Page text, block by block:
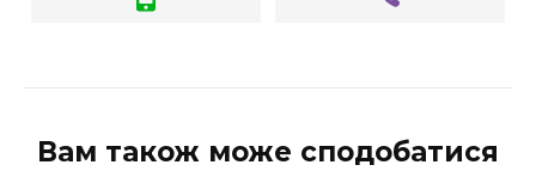
Вам також може сподобатися